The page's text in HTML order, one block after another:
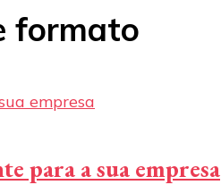
formato
para a sua empresa